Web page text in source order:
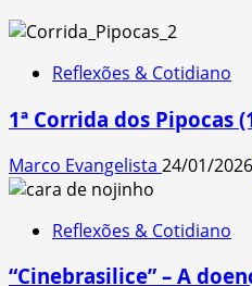
Reflexões & Cotidiano
1ª Corrida dos Pipocas
Marco Evangelista 24/01/2026
Reflexões & Cotidiano
“Cinebrasilice” – A